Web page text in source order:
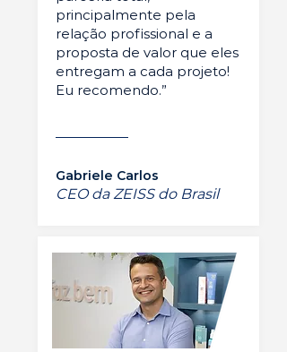
principalmente pela
relação profissional e a
proposta de valor que eles
entregam a cada projeto!
Eu recomendo.”
Gabriele Carlos
CEO da ZEISS do Brasil